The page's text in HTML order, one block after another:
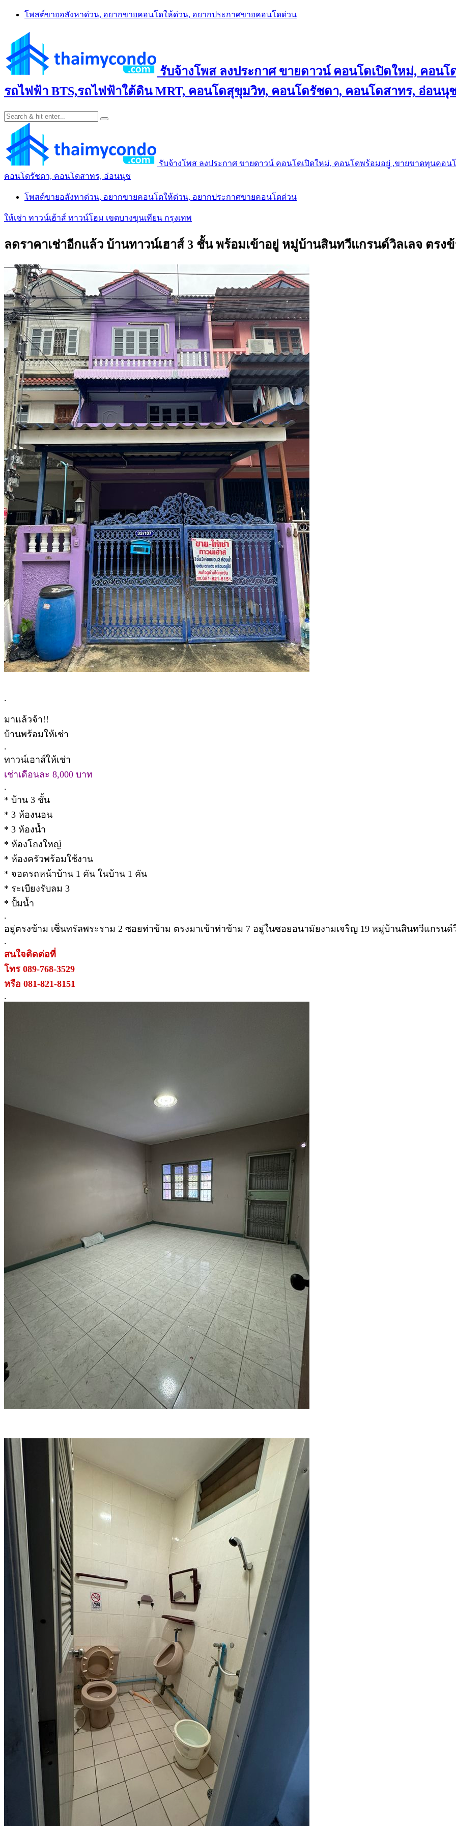
Skip
โพสต์ขายอสังหาด่วน, อยากขายคอนโดให้ด่วน, อยากประกาศขายคอนโดด่วน
รับจ้างโพส ลงประกาศ ขายดาวน์ คอนโดเปิดใหม่, คอน
รถไฟฟ้า BTS,รถไฟฟ้าใต้ดิน MRT, คอนโดสุขุมวิท, คอนโดรัชดา, คอนโดสาทร, อ่อนนุ
รับจ้างโพส ลงประกาศ ขายดาวน์ คอนโดเปิดใหม่, คอนโดพร้อมอยู่ ,ขายขาดทุนคอน
คอนโดรัชดา, คอนโดสาทร, อ่อนนุช
โพสต์ขายอสังหาด่วน, อยากขายคอนโดให้ด่วน, อยากประกาศขายคอนโดด่วน
ให้เช่า ทาวน์เฮ้าส์ ทาวน์โฮม เขตบางขุนเทียน กรุงเทพ
ลดราคาเช่าอีกแล้ว บ้านทาวน์เฮาส์ 3 ชั้น พร้อมเข้าอยู่ หมู่บ้านสินทวีแกรนด์วิลเลจ ตรงข้
.
มาแล้วจ้า!!
บ้านพร้อมให้เช่า
.
ทาวน์เฮาส์ให้เช่า
เช่าเดือนละ 8,000 บาท
.
* บ้าน 3 ชั้น
* 3 ห้องนอน
* 3 ห้องน้ำ
* ห้องโถงใหญ่
* ห้องครัวพร้อมใช้งาน
* จอดรถหน้าบ้าน 1 คัน ในบ้าน 1 คัน
* ระเบียงรับลม 3
* ปั้มน้ำ
.
อยู่ตรงข้าม เซ็นทรัลพระราม 2 ซอยท่าข้าม ตรงมาเข้าท่าข้าม 7 อยู่ในซอยอนามัยงามเจริญ 19 หมู่บ้านสินทวีแกรนด์
.
สนใจติดต่อที่
โทร 089-768-3529
หรือ 081-821-8151
.